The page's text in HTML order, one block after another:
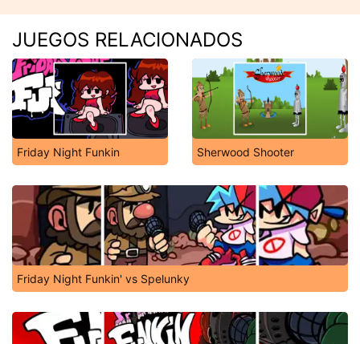
JUEGOS RELACIONADOS
Friday Night Funkin Sherwood Shooter
Friday Night Funkin' vs Spelunky